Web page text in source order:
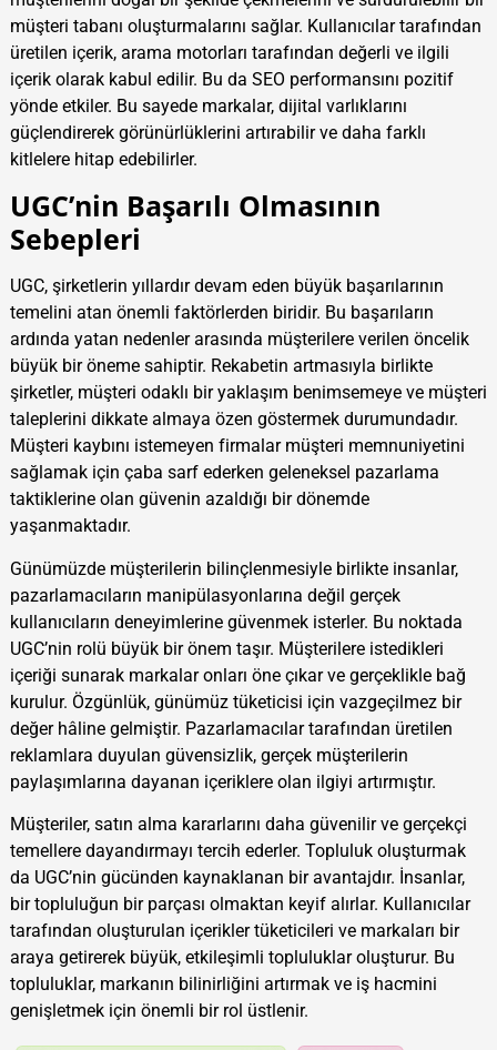
müşteri tabanı oluşturmalarını sağlar. Kullanıcılar tarafından
üretilen içerik, arama motorları tarafından değerli ve ilgili
içerik olarak kabul edilir. Bu da SEO performansını pozitif
yönde etkiler. Bu sayede markalar, dijital varlıklarını
güçlendirerek görünürlüklerini artırabilir ve daha farklı
kitlelere hitap edebilirler.
UGC’nin Başarılı Olmasının
Sebepleri
UGC, şirketlerin yıllardır devam eden büyük başarılarının
temelini atan önemli faktörlerden biridir. Bu başarıların
ardında yatan nedenler arasında müşterilere verilen öncelik
büyük bir öneme sahiptir. Rekabetin artmasıyla birlikte
şirketler, müşteri odaklı bir yaklaşım benimsemeye ve müşteri
taleplerini dikkate almaya özen göstermek durumundadır.
Müşteri kaybını istemeyen firmalar müşteri memnuniyetini
sağlamak için çaba sarf ederken geleneksel pazarlama
taktiklerine olan güvenin azaldığı bir dönemde
yaşanmaktadır.
Günümüzde müşterilerin bilinçlenmesiyle birlikte insanlar,
pazarlamacıların manipülasyonlarına değil gerçek
kullanıcıların deneyimlerine güvenmek isterler. Bu noktada
UGC’nin rolü büyük bir önem taşır. Müşterilere istedikleri
içeriği sunarak markalar onları öne çıkar ve gerçeklikle bağ
kurulur. Özgünlük, günümüz tüketicisi için vazgeçilmez bir
değer hâline gelmiştir. Pazarlamacılar tarafından üretilen
reklamlara duyulan güvensizlik, gerçek müşterilerin
paylaşımlarına dayanan içeriklere olan ilgiyi artırmıştır.
Müşteriler, satın alma kararlarını daha güvenilir ve gerçekçi
temellere dayandırmayı tercih ederler. Topluluk oluşturmak
da UGC’nin gücünden kaynaklanan bir avantajdır. İnsanlar,
bir topluluğun bir parçası olmaktan keyif alırlar. Kullanıcılar
tarafından oluşturulan içerikler tüketicileri ve markaları bir
araya getirerek büyük, etkileşimli topluluklar oluşturur. Bu
topluluklar, markanın bilinirliğini artırmak ve iş hacmini
genişletmek için önemli bir rol üstlenir.